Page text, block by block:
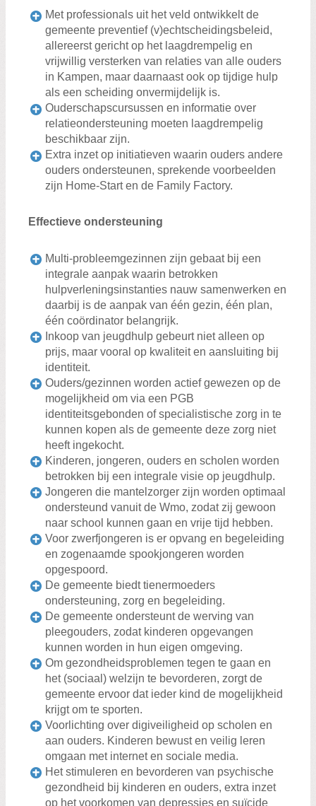
Met professionals uit het veld ontwikkelt de
gemeente preventief (v)echtscheidingsbeleid,
allereerst gericht op het laagdrempelig en
vrijwillig versterken van relaties van alle ouders
in Kampen, maar daarnaast ook op tijdige hulp
als een scheiding onvermijdelijk is.
Ouderschapscursussen en informatie over
relatieondersteuning moeten laagdrempelig
beschikbaar zijn.
Extra inzet op initiatieven waarin ouders andere
ouders ondersteunen, sprekende voorbeelden
zijn Home-Start en de Family Factory.
Effectieve ondersteuning
Multi-probleemgezinnen zijn gebaat bij een
integrale aanpak waarin betrokken
hulpverleningsinstanties nauw samenwerken en
daarbij is de aanpak van één gezin, één plan,
één coördinator belangrijk.
Inkoop van jeugdhulp gebeurt niet alleen op
prijs, maar vooral op kwaliteit en aansluiting bij
identiteit.
Ouders/gezinnen worden actief gewezen op de
mogelijkheid om via een PGB
identiteitsgebonden of specialistische zorg in te
kunnen kopen als de gemeente deze zorg niet
heeft ingekocht.
Kinderen, jongeren, ouders en scholen worden
betrokken bij een integrale visie op jeugdhulp.
Jongeren die mantelzorger zijn worden optimaal
ondersteund vanuit de Wmo, zodat zij gewoon
naar school kunnen gaan en vrije tijd hebben.
Voor zwerfjongeren is er opvang en begeleiding
en zogenaamde spookjongeren worden
opgespoord.
De gemeente biedt tienermoeders
ondersteuning, zorg en begeleiding.
De gemeente ondersteunt de werving van
pleegouders, zodat kinderen opgevangen
kunnen worden in hun eigen omgeving.
Om gezondheidsproblemen tegen te gaan en
het (sociaal) welzijn te bevorderen, zorgt de
gemeente ervoor dat ieder kind de mogelijkheid
krijgt om te sporten.
Voorlichting over digiveiligheid op scholen en
aan ouders. Kinderen bewust en veilig leren
omgaan met internet en sociale media.
Het stimuleren en bevorderen van psychische
gezondheid bij kinderen en ouders, extra inzet
op het voorkomen van depressies en suïcide